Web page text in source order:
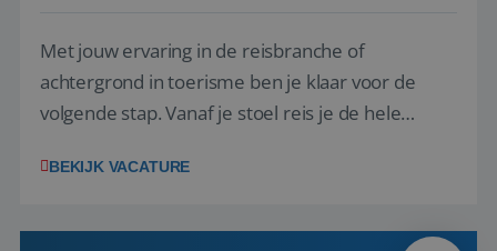
Met jouw ervaring in de reisbranche of
achtergrond in toerisme ben je klaar voor de
volgende stap. Vanaf je stoel reis je de hele
wensen van je team, je klant en wat er in de
klanten te overtuigen om die droomreis te
BEKIJK VACATURE